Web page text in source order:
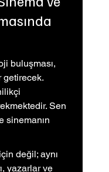
buluşması,
getirecek.
Sen
sinemanın
değil; aynı
yazarlar ve